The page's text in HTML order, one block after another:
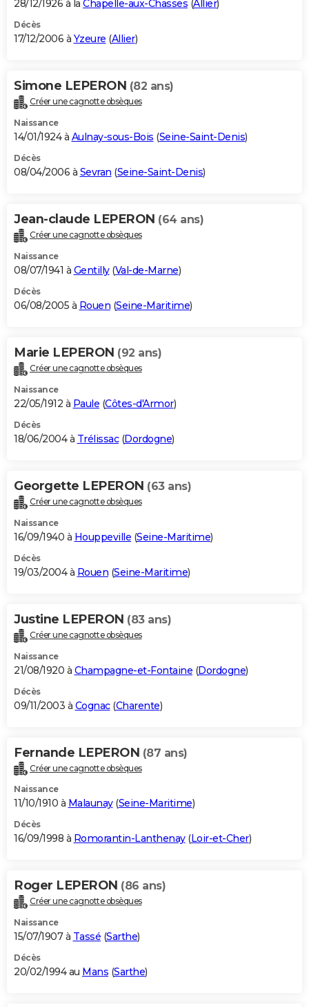
28/12/1926 à la Chapelle-aux-Chasses (Allier)
Décès
17/12/2006 à Yzeure (Allier)
Simone LEPERON (82 ans)
Créer une cagnotte obsèques
Naissance
14/01/1924 à Aulnay-sous-Bois (Seine-Saint-Denis)
Décès
08/04/2006 à Sevran (Seine-Saint-Denis)
Jean-claude LEPERON (64 ans)
Créer une cagnotte obsèques
Naissance
08/07/1941 à Gentilly(Val-de-Marne)
Décès
06/08/2005 à Rouen (Seine-Maritime)
Marie LEPERON (92 ans)
Créer une cagnotte obsèques
Naissance
22/05/1912 à Paule (Côtes-d'Armor)
Décès
18/06/2004 à Trélissac(Dordogne)
Georgette LEPERON (63 ans)
Créer une cagnotte obsèques
Naissance
16/09/1940 à Houppeville (Seine-Maritime)
Décès
19/03/2004 à Rouen (Seine-Maritime)
Justine LEPERON (83 ans)
Créer une cagnotte obsèques
Naissance
21/08/1920 à Champagne-et-Fontaine (Dordogne)
Décès
09/11/2003 à Cognac(Charente)
Fernande LEPERON (87 ans)
Créer une cagnotte obsèques
Naissance
11/10/1910 à Malaunay(Seine-Maritime)
Décès
16/09/1998 à Romorantin-Lanthenay(Loir-et-Cher)
Roger LEPERON (86 ans)
Créer une cagnotte obsèques
Naissance
15/07/1907 à Tassé (Sarthe)
Décès
20/02/1994 au Mans (Sarthe)